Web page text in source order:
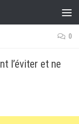
0
l’éviter et ne